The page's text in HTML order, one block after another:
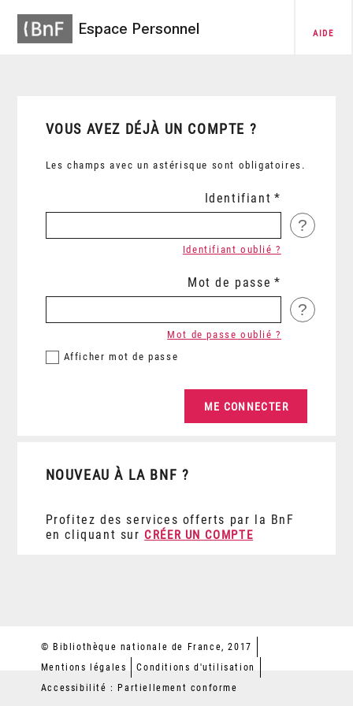
Espace Personnel AIDE
VOUS AVEZ DÉJÀ UN COMPTE ?
Les champs avec un astérisque sont obligatoires.
Identifiant
?
Identifiant oublié ?
Mot de passe
?
Afficher mot de passe
Mot de passe oublié ?
NOUVEAU À LA BNF ?
Profitez des services offerts par la BnF
en cliquant sur CRÉER UN COMPTE
© Bibliothèque nationale de France, 2017
Mentions légales
Conditions d'utilisation
Accessibilité : Partiellement conforme